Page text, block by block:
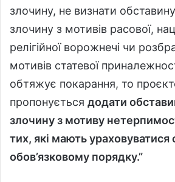
злочину, не визнати
злочину з мотивів расової,
релігійної ворожнечі чи
мотивів статевої
обтяжує покарання, то
пропонується додати
злочину з мотиву
тих, які мають ураховуватися
обов’язковому порядку.”